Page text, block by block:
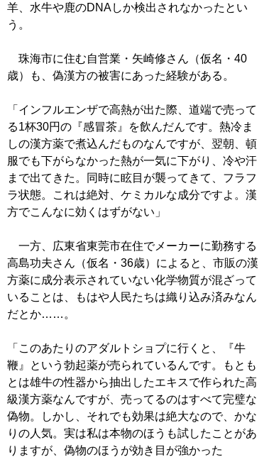
羊、水牛や鹿のDNAしか検出されなかったとい
う。
珠海市に住む自営業・矢崎修さん（仮名・40
歳）も、偽漢方の被害にあった経験がある。
「インフルエンザで高熱が出た際、道端で売って
る1杯30円の『感冒茶』を飲んだんです。熱冷ま
しの漢方薬で煮込んだものなんですが、翌朝、頓
服でも下がらなかった熱が一気に下がり、冷や汗
まで出てきた。同時に眩目が襲ってきて、フラフ
ラ状態。これは絶対、ケミカルな成分ですよ。漢
方でこんなに効くはずがない」
一方、広東省東莞市在住でメーカーに勤務する
高島功夫さん（仮名・36歳）によると、市販の漢
方薬に成分表示されていない化学物質が混ざって
いることは、もはや人民たちは織り込み済みなん
だとか……。
「このあたりのアダルトショプに行くと、『牛
鞭』という勃起薬が売られているんです。もとも
とは雄牛の性器から抽出したエキスで作られた高
級漢方薬なんですが、売ってるのはすべて完璧な
偽物。しかし、それでも効果は絶大なので、かな
りの人気。実は私は本物のほうも試したことがあ
りますが、偽物のほうが効き目が強かった